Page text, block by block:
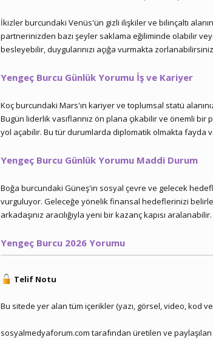
İkizler burcundaki Venüs'ün gizli ilişkiler ve bilinçaltı
partnerinizden bazı şeyler saklama eğiliminde olabilir
besleyebilir, duygularınızı açığa vurmakta
Yengeç Burcu Günlük Yorumu İş ve Kariyer
Koç burcundaki Mars'ın kariyer ve toplumsal statü
Bugün liderlik vasıflarınız ön plana çıkabilir ve önemli
yol açabilir. Bu tür durumlarda diplomatik olmakta fayda
Yengeç Burcu Günlük Yorumu Maddi Durum
Boğa burcundaki Güneş'in sosyal çevre ve gelecek
vurguluyor. Geleceğe yönelik finansal hedeflerinizi
arkadaşınız aracılığıyla yeni bir kazanç kapısı aralanabilir.
Yengeç Burcu 2026 Yorumu
Telif Notu
Bu sitede yer alan tüm içerikler (yazı, görsel, video, kod
sosyalmedyaforum.com tarafından üretilen ve